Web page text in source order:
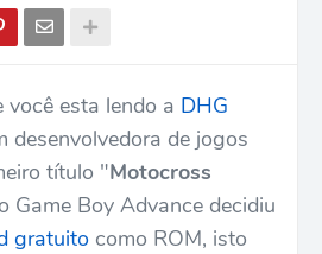
você esta lendo a DHG
desenvolvedora de jogos
título "Motocross
Game Boy Advance decidiu
gratuito como ROM, isto